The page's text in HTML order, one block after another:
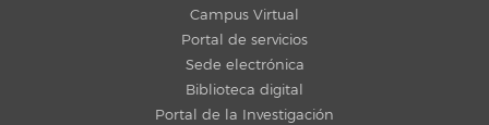
Campus Virtual
Portal de servicios
Sede electrónica
Biblioteca digital
Portal de la Investigación